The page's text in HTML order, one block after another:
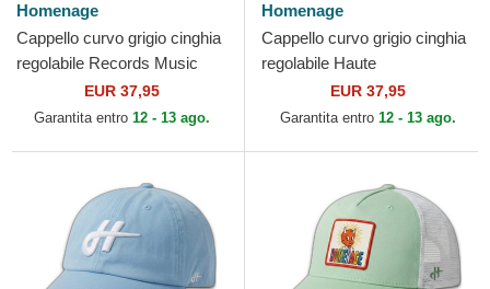
Homenage
Cappello curvo grigio cinghia
regolabile Records Music
Shapes Identity The 90s di
Homenage
EUR 37,95
Garantita entro 12 - 13 ago.
Homenage
Cappello curvo grigio cinghia
regolabile Haute
Merchandising The 90s di
Homenage
EUR 37,95
Garantita entro 12 - 13 ago.